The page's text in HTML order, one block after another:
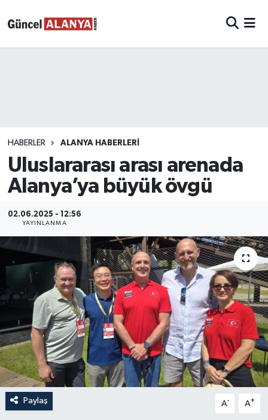
HABERLER ALANYA HABERLERİ
Uluslararası arası arenada
Alanya’ya büyük övgü
02.06.2025 - 12:56
YAYINLANMA
Paylaş A- A+